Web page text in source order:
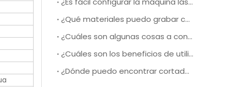
¿Qué materiales puedo grabar con una grabadora láser de baja potencia?
¿Cuáles son algunas cosas a considerar al elegir una máquina cortadora por láser para puertas pasantes?
¿Cuáles son los beneficios de utilizar una máquina cortadora láser para puertas pasantes?
¿Dónde puedo encontrar cortadoras y grabadoras láser a precios razonables?